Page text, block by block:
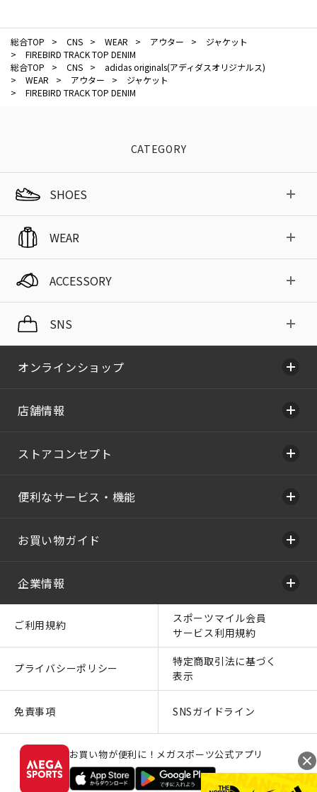
総合TOP > CNS > WEAR > アウター >
ジャケット
>
FIREBIRD TRACK TOP DENIM
総合TOP
> CNS >
adidas originals(アディダスオリジナルス)
>
WEAR > アウター >
ジャケット
>
FIREBIRD TRACK TOP DENIM
CATEGORY
SHOES
WEAR
ACCESSORY
SNS
オンラインショップ
店舗情報
ストアコンセプト
便利なサービス・機能
お買い物ガイド
企業情報
ご利用規約
スポーツマイル会員
サービス利用規約
プライバシーポリシー
特定商取引法に基づく
表示
免責事項 SNSガイドライン
お買い物が便利に！メガスポーツ公式アプリ